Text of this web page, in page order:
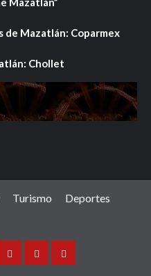
de Mazatlán: Coparmex
Chollet
Turismo Deportes
Espectaculos
TurismoDeportes